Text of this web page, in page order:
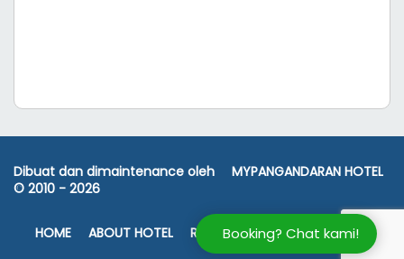
Booking? Chat kami!
Dibuat dan dimaintenance oleh
MYPANGANDARAN HOTEL
© 2010 - 2026
HOME ABOUT HOTEL ROOM RATES FASILITAS
PETA